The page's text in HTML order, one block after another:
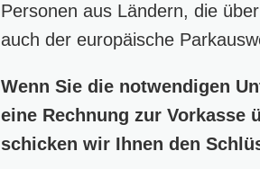
Personen aus Ländern, die
auch der europäische
Wenn Sie die notwendigen
eine Rechnung zur Vorkasse
schicken wir Ihnen den